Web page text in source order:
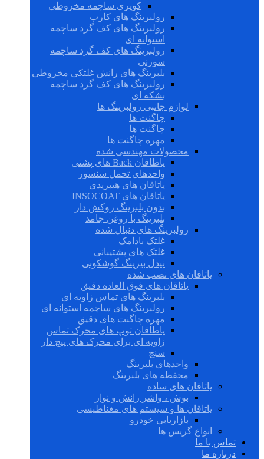
کوپری ساچمه مخروطی
رولبرینگ های کارب
رولبرینگ های کف گرد ساچمه
استوانه ای
رولبرینگ های کف گرد ساچمه
سوزنی
بلبرینگ های رانش غلتکی مخروطی
رولبرینگ های کف گرد ساچمه
بشکه ای
لوازم جانبی رولبرینگ ها
چاگنت ها
چاگنت ها
مهره چاگنت ها
محصولات مهندسی شده
یاطاقان Back های پشتی
واحدهای تحمل سنسور
یاتاقان های هیبریدی
یاتاقان های INSOCOAT
بدون بلبرینگ روکش دار
بلبرینگ با روغن جامد
رولبرینگ های دنبال شده
غلتک بادامک
غلتک های پشتیبانی
نیدل بیرینگ گوشکوبی
یاتاقان های نصب شده
یاتاقان های فوق العاده دقیق
بلبرینگ های تماس زاویه ای
رولبرینگ های ساچمه استوانه ای
مهره چاگنت های دقیق
یاطاقان توپ های محرک تماس
زاویه ای برای محرک های پیچ دار
سنج
واحدهای بلبرینگ
محفظه های بلبرینگ
یاتاقان های ساده
بوش ، واشر رانش و نوار
یاتاقان ها و سیستم های مغناطیسی
بازاریابی خودرو
انواع گریس ها
تماس با ما
درباره ما